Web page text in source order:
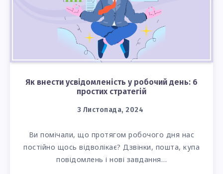
Як внести усвідомленість у робочий день: 6
простих стратегій
3 Листопада, 2024
Ви помічали, що протягом робочого дня нас
постійно щось відволікає? Дзвінки, пошта, купа
повідомлень і нові завдання…